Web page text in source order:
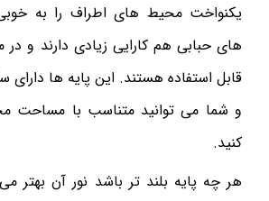
یکنواخت محیط های اطراف را به
های حبابی هم کارایی زیادی دارند و
قابل استفاده هستند. این پایه ها دارای
و شما می توانید متناسب با مساحت
کنید.
هر چه پایه بلند تر باشد نور آن بهتر